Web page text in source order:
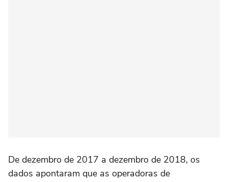
De dezembro de 2017 a dezembro de 2018, os
dados apontaram que as operadoras de